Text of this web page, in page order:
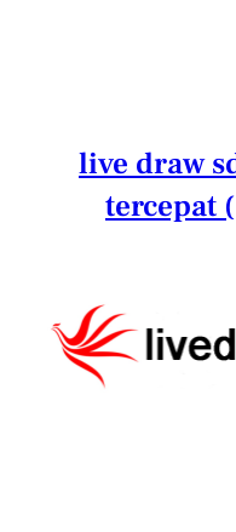
live draw
tercepat